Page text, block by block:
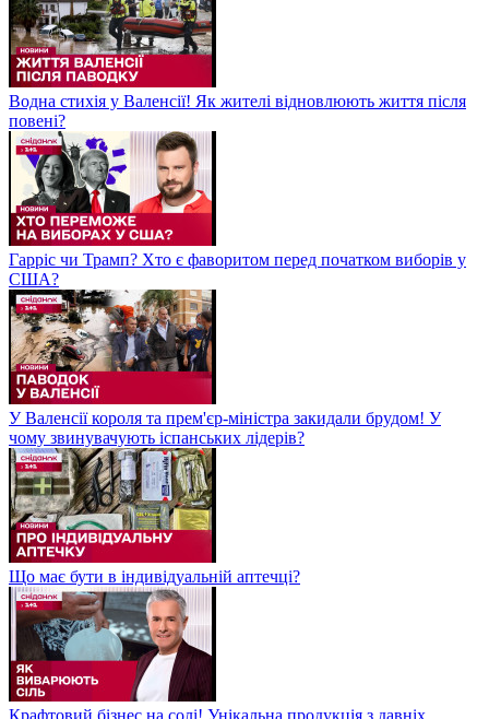
Водна стихія у Валенсії! Як жителі відновлюють життя після
повені?
Гарріс чи Трамп? Хто є фаворитом перед початком виборів у
США?
У Валенсії короля та прем'єр-міністра закидали брудом! У
чому звинувачують іспанських лідерів?
Що має бути в індивідуальній аптечці?
Крафтовий бізнес на солі! Унікальна продукція з давніх